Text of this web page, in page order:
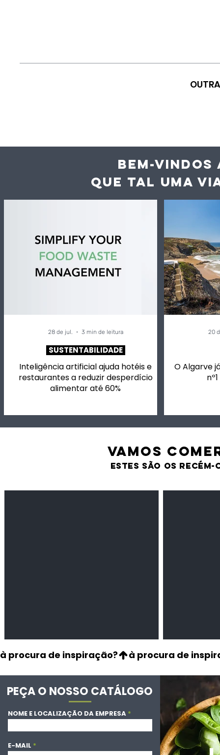
BEM-VINDOS
QUE TAL UMA
Inteligência artificial ajuda hotéis e
restaurantes a reduzir desperdício
alimentar até 60%
SUSTENTABILIDADE
28 de jul. 3 min de leitura
O Algarve
20
VAMOS
estes são os recém-
à procura de inspiração?
PEÇA O NOSSO CATÁLOGO
NOME E LOCALIZAÇÃO DA EMPRESA
E-MAIL